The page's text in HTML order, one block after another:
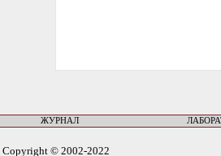
ЖУРНАЛ
Copyright © 2002-2022